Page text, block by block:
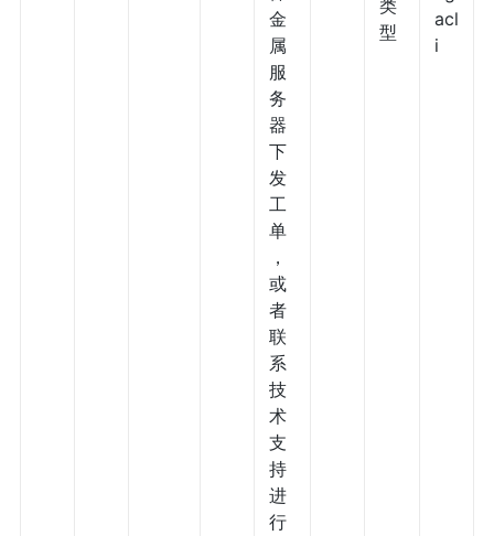
金
属
服
务
器
下
发
工
单
，
或
者
联
系
技
术
支
持
进
行
类
型
acl
i